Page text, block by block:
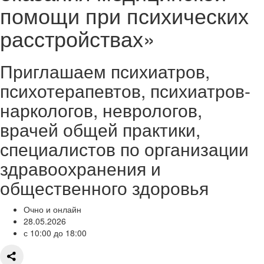
помощи при психических
расстройствах»
Приглашаем психиатров,
психотерапевтов, психиатров-
наркологов, неврологов,
врачей общей практики,
специалистов по организации
здравоохранения и
общественного здоровья
Очно и онлайн
28.05.2026
с 10:00 до 18:00